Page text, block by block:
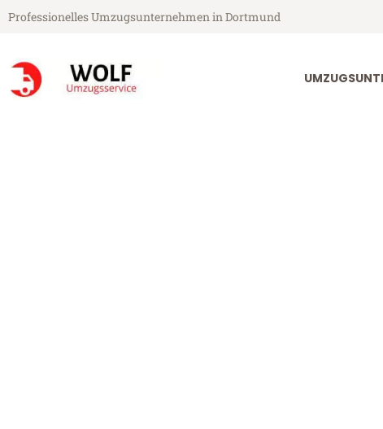
Professionelles Umzugsunternehmen in Dortmund